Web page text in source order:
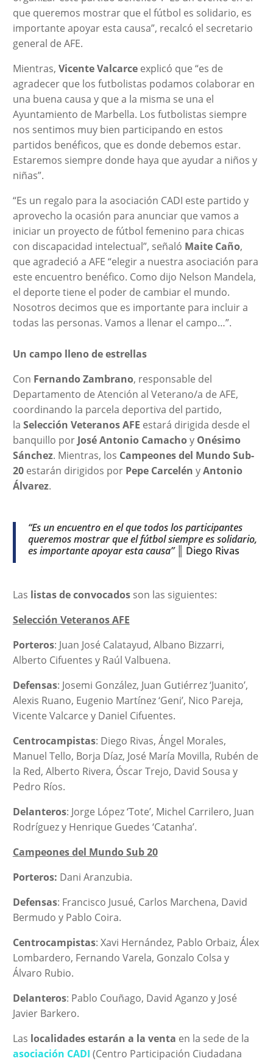
que queremos mostrar que el fútbol es solidario, es
importante apoyar esta causa”, recalcó el secretario
general de AFE.
Mientras, Vicente Valcarceexplicó que “es de
agradecer que los futbolistas podamos colaborar en
una buena causa y que a la misma se una el
Ayuntamiento de Marbella. Los futbolistas siempre
nos sentimos muy bien participando en estos
partidos benéficos, que es donde debemos estar.
Estaremos siempre donde haya que ayudar a niños y
niñas”.
“Es un regalo para la asociación CADI este partido y
aprovecho la ocasión para anunciar que vamos a
iniciar un proyecto de fútbol femenino para chicas
con discapacidad intelectual”, señaló Maite Caño,
que agradeció a AFE “elegir a nuestra asociación para
este encuentro benéfico. Como dijo Nelson Mandela,
el deporte tiene el poder de cambiar el mundo.
Nosotros decimos que es importante para incluir a
todas las personas. Vamos a llenar el campo…”.
Un campo lleno de estrellas
Con Fernando Zambrano, responsable del
Departamento de Atención al Veterano/a de AFE,
coordinando la parcela deportiva del partido,
la Selección Veteranos AFE estará dirigida desde el
banquillo por José Antonio Camachoy Onésimo
Sánchez. Mientras, los Campeones del Mundo Sub-
20estarán dirigidos por Pepe Carcelén yAntonio
Álvarez.
“Es un encuentro en el que todos los participantes
queremos mostrar que el fútbol siempre es solidario,
es importante apoyar esta causa”
Diego Rivas
Las listas de convocadosson las siguientes:
Selección Veteranos AFE
Porteros: Juan José Calatayud, Albano Bizzarri,
Alberto Cifuentes y Raúl Valbuena.
Defensas: Josemi González, Juan Gutiérrez ‘Juanito’,
Alexis Ruano, Eugenio Martínez ‘Geni’, Nico Pareja,
Vicente Valcarce y Daniel Cifuentes.
Centrocampistas: Diego Rivas, Ángel Morales,
Manuel Tello, Borja Díaz, José María Movilla, Rubén de
la Red, Alberto Rivera, Óscar Trejo, David Sousa y
Pedro Ríos.
Delanteros: Jorge López ‘Tote’, Michel Carrilero, Juan
Rodríguez y Henrique Guedes ‘Catanha’.
Campeones del Mundo Sub 20
Porteros: Dani Aranzubia.
Defensas: Francisco Jusué, Carlos Marchena, David
Bermudo y Pablo Coira.
Centrocampistas: Xavi Hernández, Pablo Orbaiz, Álex
Lombardero, Fernando Varela, Gonzalo Colsa y
Álvaro Rubio.
Delanteros: Pablo Couñago, David Aganzo y José
Javier Barkero.
Las localidades estarán a la venta en la sede de la
asociación CADI (Centro Participación Ciudadana